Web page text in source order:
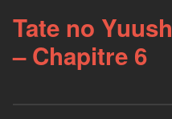
Tate no
– Chapitre 6